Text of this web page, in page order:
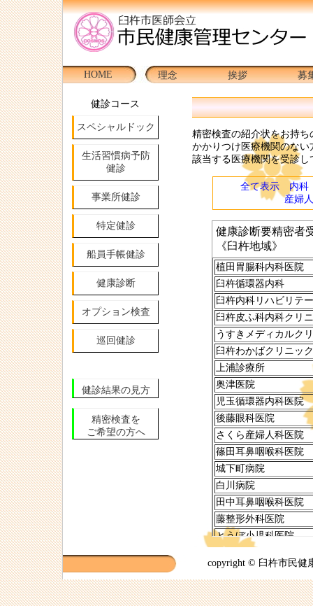
募
挨拶
理念
HOME
健診コース
スペシャルドック
生活習慣病予防
健診
事業所健診
特定健診
船員手帳健診
健康診断
オプション検査
巡回健診
健診結果の見方
精密検査を
ご希望の方へ
精密検査の紹介状をお持
かかりつけ医療機関のな
該当する医療機関を受診し
全て表示
内科
産婦
copyright © 臼杵市民健